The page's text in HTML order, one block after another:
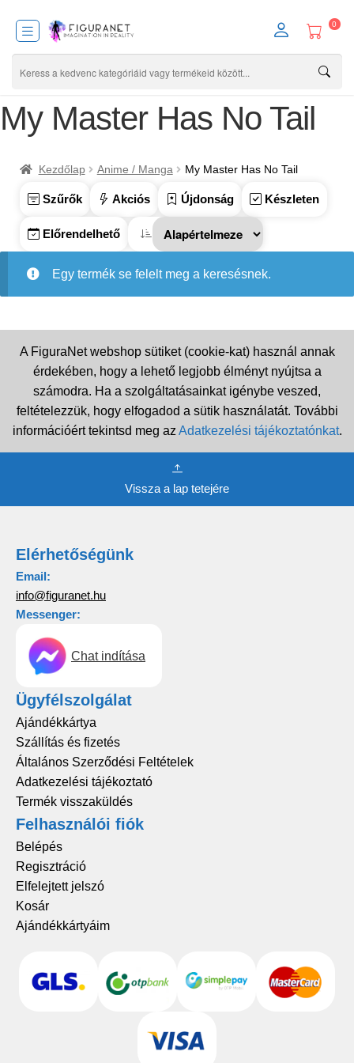
0
My Master Has No Tail
Kezdőlap Anime / Manga My Master Has No Tail
Szűrők Akciós Újdonság Készleten
Előrendelhető
Egy termék se felelt meg a keresésnek.
A FiguraNet webshop sütiket (cookie-kat) használ annak
érdekében, hogy a lehető legjobb élményt nyújtsa a
számodra. Ha a szolgáltatásainkat igénybe veszed,
feltételezzük, hogy elfogadod a sütik használatát. További
információért tekintsd meg az Adatkezelési tájékoztatónkat.
Vissza a lap tetejére
Elérhetőségünk
Email:
info@figuranet.hu
Messenger:
Chat indítása
Ügyfélszolgálat
Ajándékkártya
Szállítás és fizetés
Általános Szerződési Feltételek
Adatkezelési tájékoztató
Termék visszaküldés
Felhasználói fiók
Belépés
Regisztráció
Elfelejtett jelszó
Kosár
Ajándékkártyáim